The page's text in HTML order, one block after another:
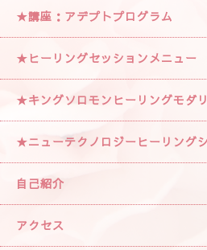
★講座：アデプトプログラム
★ヒーリングセッションメニュー
★キングソロモンヒーリングモダ
★ニューテクノロジーヒーリング
自己紹介
アクセス